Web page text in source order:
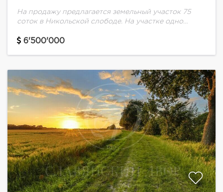
На продажу предлагается земельный участок 75
соток в Никольской слободе. На участке одно
6'500'000